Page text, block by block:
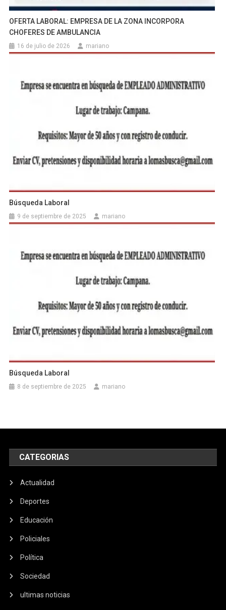
OFERTA LABORAL: EMPRESA DE LA ZONA INCORPORA
CHOFERES DE AMBULANCIA
16 de julio de 2026 mariano
Búsqueda Laboral
9 de septiembre de 2025 mariano
Búsqueda Laboral
8 de septiembre de 2025 mariano
CATEGORIAS
Actualidad
Deportes
Educación
Policiales
Política
Sociedad
ultimas noticias